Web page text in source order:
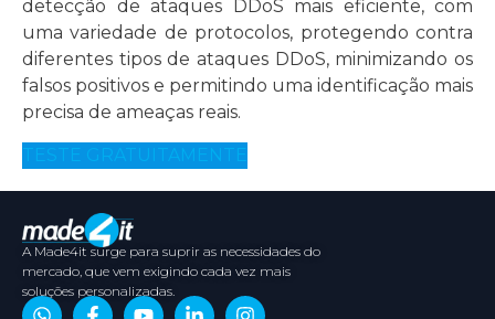
detecção de ataques DDoS mais eficiente, com
uma variedade de protocolos, protegendo contra
diferentes tipos de ataques DDoS, minimizando os
falsos positivos e permitindo uma identificação mais
precisa de ameaças reais.
TESTE GRATUITAMENTE
A Made4it surge para suprir as necessidades do
mercado, que vem exigindo cada vez mais
soluções personalizadas.